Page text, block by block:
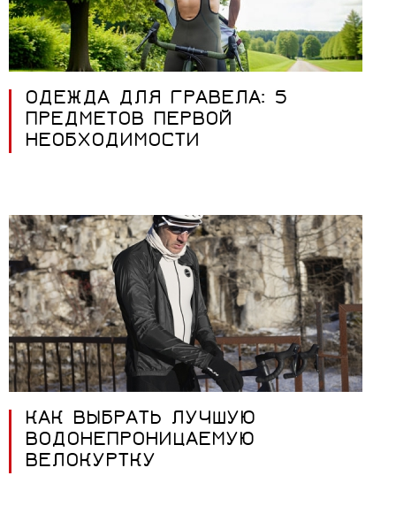
ОДЕЖДА ДЛЯ ГРАВЕЛА: 5
ПРЕДМЕТОВ ПЕРВОЙ
НЕОБХОДИМОСТИ
КАК ВЫБРАТЬ ЛУЧШУЮ
ВОДОНЕПРОНИЦАЕМУЮ
ВЕЛОКУРТКУ